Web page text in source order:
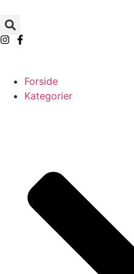
Forside
Kategorier